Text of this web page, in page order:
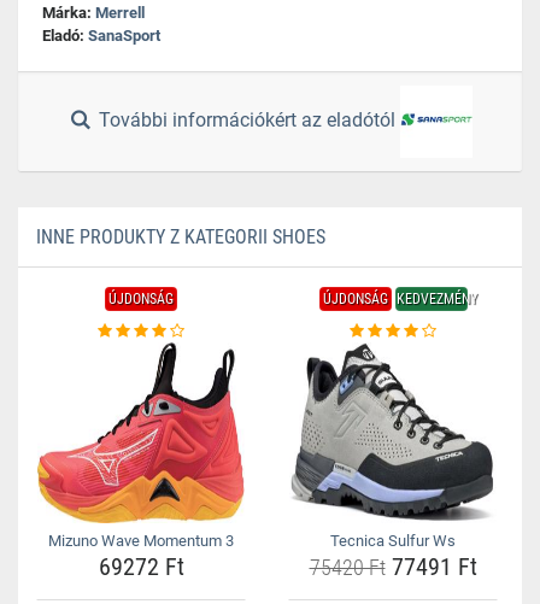
Márka: Merrell
Eladó: SanaSport
További információkért az eladótól
INNE PRODUKTY Z KATEGORII SHOES
ÚJDONSÁG
Mizuno Wave Momentum 3
69272 Ft
ÚJDONSÁG KEDVEZMÉNY
Tecnica Sulfur Ws
75420 Ft77491 Ft